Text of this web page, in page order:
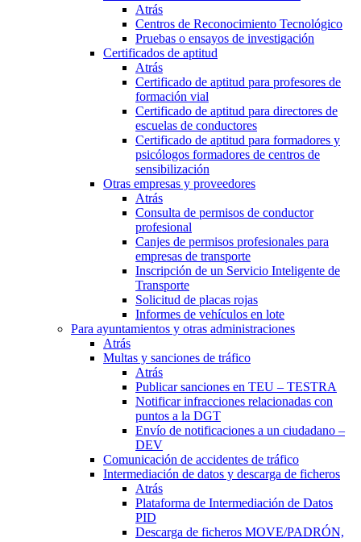
Atrás
Centros de Reconocimiento Tecnológico
Pruebas o ensayos de investigación
Certificados de aptitud
Atrás
Certificado de aptitud para profesores de
formación vial
Certificado de aptitud para directores de
escuelas de conductores
Certificado de aptitud para formadores y
psicólogos formadores de centros de
sensibilización
Otras empresas y proveedores
Atrás
Consulta de permisos de conductor
profesional
Canjes de permisos profesionales para
empresas de transporte
Inscripción de un Servicio Inteligente de
Transporte
Solicitud de placas rojas
Informes de vehículos en lote
Para ayuntamientos y otras administraciones
Atrás
Multas y sanciones de tráfico
Atrás
Publicar sanciones en TEU – TESTRA
Notificar infracciones relacionadas con
puntos a la DGT
Envío de notificaciones a un ciudadano –
DEV
Comunicación de accidentes de tráfico
Intermediación de datos y descarga de ficheros
Atrás
Plataforma de Intermediación de Datos
PID
Descarga de ficheros MOVE/PADRÓN,